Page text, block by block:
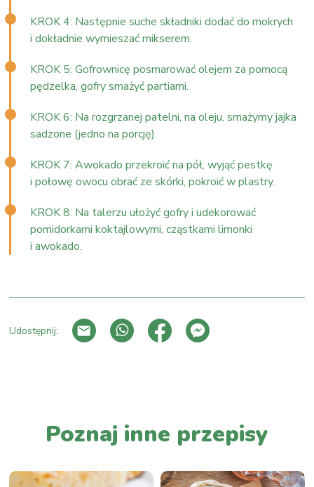
KROK 4: Następnie suche składniki dodać do mokrych
i dokładnie wymieszać mikserem.
KROK 5: Gofrownicę posmarować olejem za pomocą
pędzelka, gofry smażyć partiami.
KROK 6: Na rozgrzanej patelni, na oleju, smażymy jajka
sadzone (jedno na porcję).
KROK 7: Awokado przekroić na pół, wyjąć pestkę
i połowę owocu obrać ze skórki, pokroić w plastry.
KROK 8: Na talerzu ułożyć gofry i udekorować
pomidorkami koktajlowymi, cząstkami limonki
i awokado.
Udostępnij:
Poznaj inne przepisy